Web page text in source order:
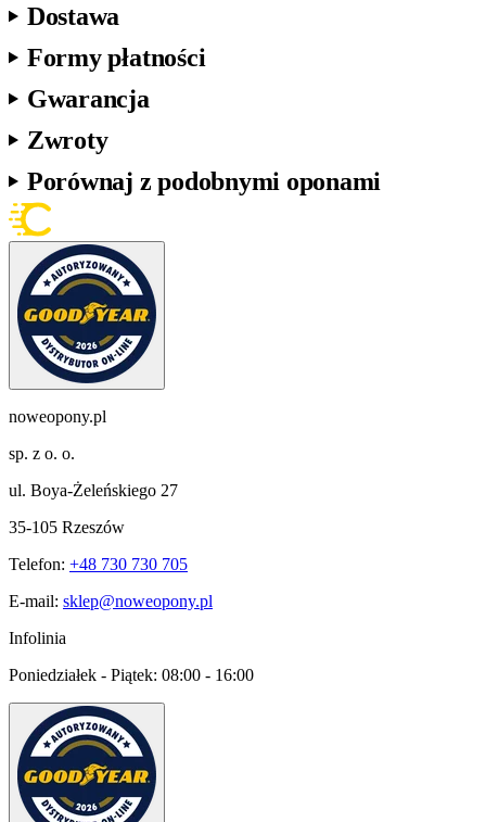
Dostawa
Formy płatności
Gwarancja
Zwroty
Porównaj z podobnymi oponami
noweopony.pl
sp. z o. o.
ul. Boya-Żeleńskiego 27
35-105 Rzeszów
Telefon: +48 730 730 705
E-mail: sklep@noweopony.pl
Infolinia
Poniedziałek - Piątek: 08:00 - 16:00